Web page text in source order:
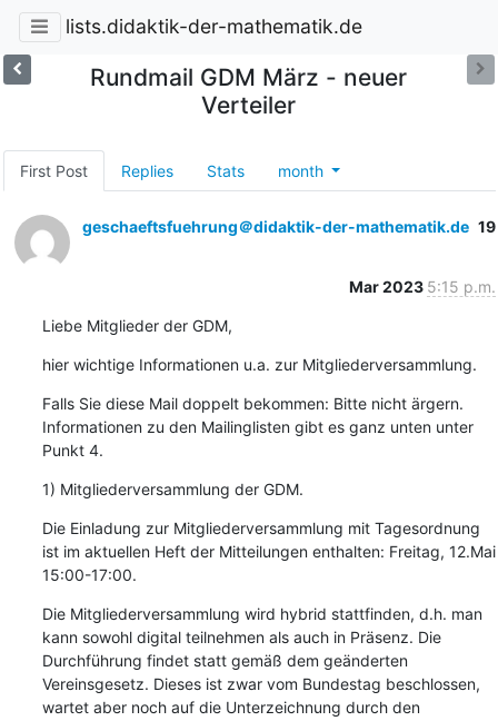
lists.didaktik-der-mathematik.de
Rundmail GDM März - neuer
Verteiler
First Post Replies Stats month
geschaeftsfuehrung＠didaktik-der-mathematik.de 19
Mar 2023 5:15 p.m.
Liebe Mitglieder der GDM,
hier wichtige Informationen u.a. zur Mitgliederversammlung.
Falls Sie diese Mail doppelt bekommen: Bitte nicht ärgern.
Informationen zu den Mailinglisten gibt es ganz unten unter
Punkt 4.
1) Mitgliederversammlung der GDM.
Die Einladung zur Mitgliederversammlung mit Tagesordnung
ist im aktuellen Heft der Mitteilungen enthalten: Freitag, 12.Mai
15:00-17:00.
Die Mitgliederversammlung wird hybrid stattfinden, d.h. man
kann sowohl digital teilnehmen als auch in Präsenz. Die
Durchführung findet statt gemäß dem geänderten
Vereinsgesetz. Dieses ist zwar vom Bundestag beschlossen,
wartet aber noch auf die Unterzeichnung durch den